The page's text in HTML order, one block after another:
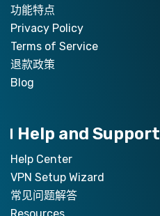
功能特点
Privacy Policy
Terms of Service
退款政策
Blog
Help and Support
Help Center
VPN Setup Wizard
常见问题解答